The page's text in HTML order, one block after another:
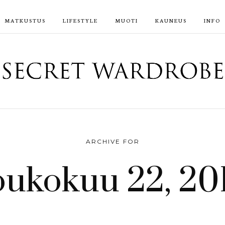
MATKUSTUS LIFESTYLE MUOTI KAUNEUS INFO
ARCHIVE FOR
22,